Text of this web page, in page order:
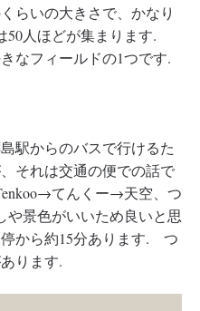
らいの大きさで、かなり
50人ほどが集まります.
なフィールドの1つです.
駅からのバスで行けるた
それは交通の便での話で
てんくー→天空、つ
や景色がいいため良いと思
から約15分あります. つ
ります.